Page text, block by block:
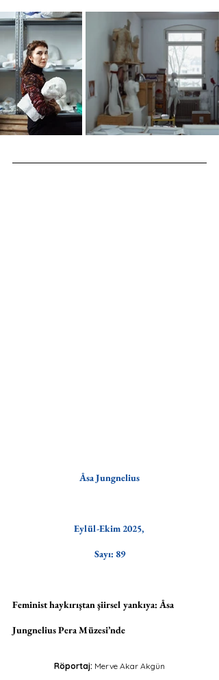
Åsa Jungnelius
Eylül-Ekim 2025,
Sayı: 89
Feminist haykırıştan şiirsel yankıya: Åsa
Jungnelius Pera Müzesi’nde
Röportaj: Merve Akar Akgün